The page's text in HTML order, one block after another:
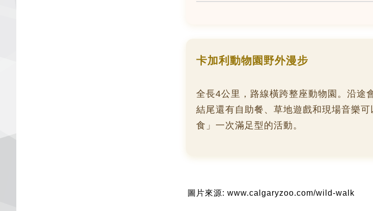
卡加利動物園野外漫步
全長4公里，路線橫跨整座動物園。沿途
結尾還有自助餐、草地遊戲和現場音樂
食」一次滿足型的活動。
圖片來源: www.calgaryzoo.com/wild-walk